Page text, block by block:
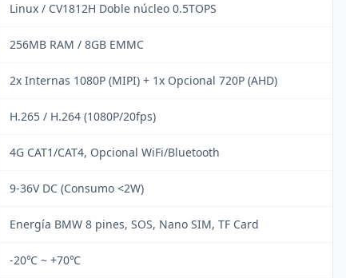
Linux / CV1812H Doble núcleo 0.5TOPS
256MB RAM / 8GB EMMC
2x Internas 1080P (MIPI) + 1x Opcional 720P (AHD)
H.265 / H.264 (1080P/20fps)
4G CAT1/CAT4, Opcional WiFi/Bluetooth
9-36V DC (Consumo <2W)
Energía BMW 8 pines, SOS, Nano SIM, TF Card
-20℃ ~ +70℃